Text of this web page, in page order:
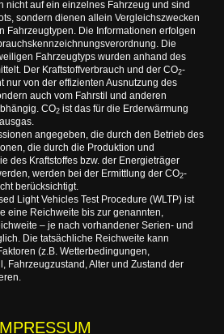
nicht auf ein einzelnes Fahrzeug und sind
sondern dienen allein Vergleichszwecken
Fahrzeugtypen. Die Informationen erfolgen
Die
Fahrzeugtyps wurden anhand des
Der Kraftstoffverbrauch und der CO2-
nur von der effizienten Ausnutzung des
auch vom Fahrstil und anderen
CO2ist das für die Erderwärmung
angegeben, die durch den Betrieb des
die durch die Produktion und
des Kraftstoffes bzw. der Energieträger
werden bei der Ermittlung der CO2-
berücksichtigt.
Light Vehicles Test Procedure (WLTP) ist
eine Reichweite bis zur genannten,
– je nach vorhandener Serien- und
Die tatsächliche Reichweite kann
(z.B. Wetterbedingungen,
Fahrzeugzustand, Alter und Zustand der